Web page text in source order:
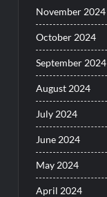
November 2024
October 2024
September 2024
August 2024
July 2024
June 2024
May 2024
April 2024